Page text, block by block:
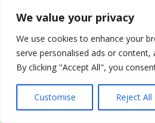
We value your privacy
We use cookies to enhance your
serve personalised ads or content,
By clicking "Accept All", you
Customise Reject All
Ольга Семеновна
— Как ты смеешь говорить
— А ты как смела дарить ей
гостях? — голос Виктора